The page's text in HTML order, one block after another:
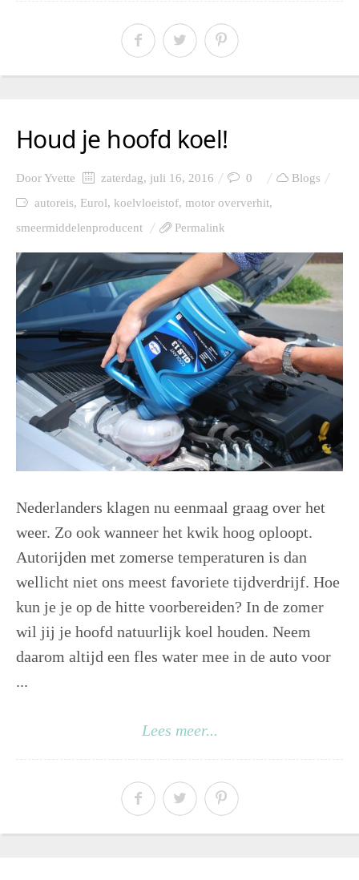
Houd je hoofd koel!
DoorYvette zaterdag, juli 16, 2016 0
Blogs
autoreis, Eurol, koelvloeistof, motor oververhit,
smeermiddelenproducent
Permalink
Nederlanders klagen nu eenmaal graag over het
weer. Zo ook wanneer het kwik hoog oploopt.
Autorijden met zomerse temperaturen is dan
wellicht niet ons meest favoriete tijdverdrijf. Hoe
kun je je op de hitte voorbereiden? In de zomer
wil jij je hoofd natuurlijk koel houden. Neem
daarom altijd een fles water mee in de auto voor
...
Lees meer...